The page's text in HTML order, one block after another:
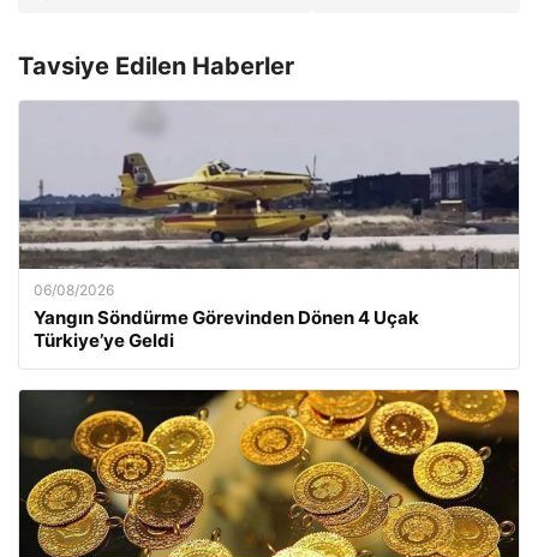
Tavsiye Edilen Haberler
06/08/2026
Yangın Söndürme Görevinden Dönen 4 Uçak
Türkiye’ye Geldi